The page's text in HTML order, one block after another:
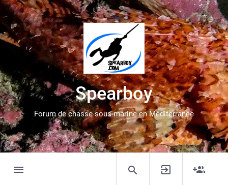
Spearboy
Forum de chasse sous-marine en Méditerranée